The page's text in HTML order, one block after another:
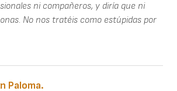
ni compañeros, y diría que ni
No nos tratéis como estúpidas por
Paloma.